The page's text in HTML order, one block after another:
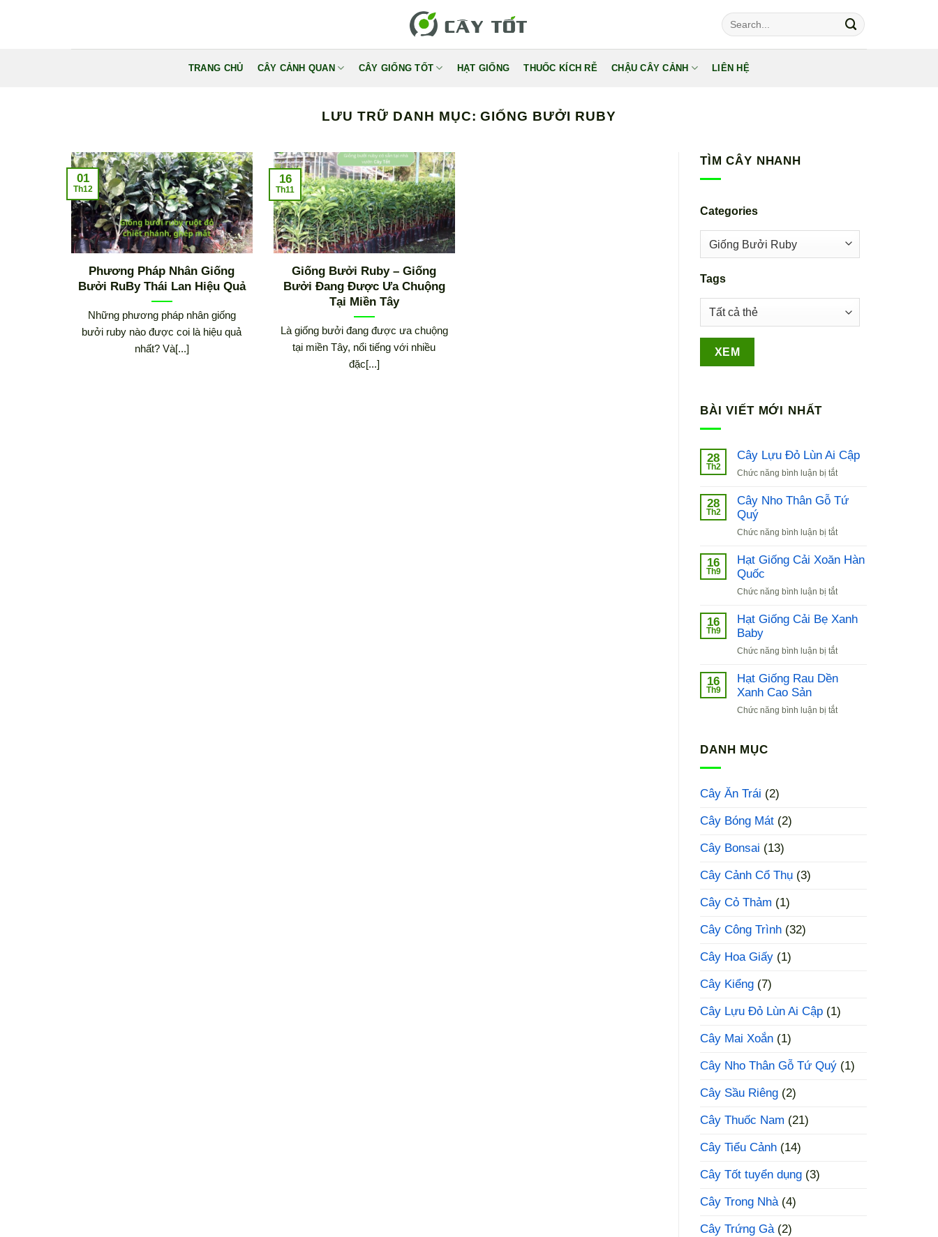
Tìm
kiếm:
TRANG CHỦ CÂY CẢNH QUAN CÂY GIỐNG TỐT HẠT GIỐNG THUỐC KÍCH RỄ CHẬU CÂY CẢNH LIÊN HỆ
LƯU TRỮ DANH MỤC:GIỐNG BƯỞI RUBY
Phương Pháp Nhân Giống
Bưởi RuBy Thái Lan Hiệu Quả
Những phương pháp nhân giống
bưởi ruby nào được coi là hiệu quả
nhất? Và[...]
01
Th12
Giống Bưởi Ruby – Giống
Bưởi Đang Được Ưa Chuộng
Tại Miền Tây
Là giống bưởi đang được ưa chuộng
tại miền Tây, nổi tiếng với nhiều
đặc[...]
16
Th11
TÌM CÂY NHANH
Categories
Tags
BÀI VIẾT MỚI NHẤT
28
Th2
Cây Lựu Đỏ Lùn Ai Cập
Chức năng bình luận bị tắtở
Lựu
Ai
28
Th2
Cây Nho Thân Gỗ Tứ
Quý
Chức năng bình luận bị tắtở
Nho
Tứ
16
Th9
Hạt Giống Cải Xoăn Hàn
Quốc
Chức năng bình luận bị tắtở
Giống
Hàn
16
Th9
Hạt Giống Cải Bẹ Xanh
Baby
Chức năng bình luận bị tắtở
Giống
Xanh
16
Th9
Hạt Giống Rau Dền
Xanh Cao Sản
Chức năng bình luận bị tắtở
DANH MỤC
Cây Ăn Trái (2)
Cây Bóng Mát (2)
Cây Bonsai (13)
Cây Cảnh Cổ Thụ (3)
Cây Cỏ Thảm (1)
Cây Công Trình (32)
Cây Hoa Giấy (1)
Cây Kiểng (7)
Cây Lựu Đỏ Lùn Ai Cập (1)
Cây Mai Xoắn (1)
Cây Nho Thân Gỗ Tứ Quý (1)
Cây Sầu Riêng (2)
Cây Thuốc Nam (21)
Cây Tiểu Cảnh (14)
Cây Tốt tuyển dụng (3)
Cây Trong Nhà(4)
Cây Trứng Gà(2)